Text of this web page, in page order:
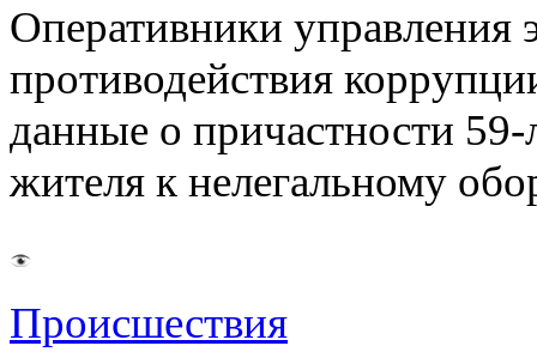
Оперативники управления
противодействия
данные о причастности 59-
жителя к нелегальному
Происшествия